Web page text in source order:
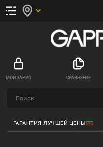
МОЙ GAPPO СРАВНЕНИЕ
ГАРАНТИЯ ЛУЧШЕЙ ЦЕНЫ